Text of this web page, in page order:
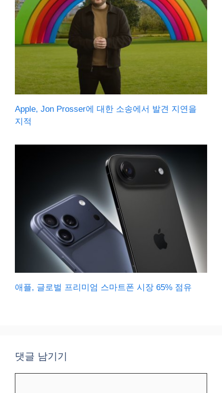
Apple, Jon Prosser에 대한 소송에서 발견 지연을
지적
애플, 글로벌 프리미엄 스마트폰 시장 65% 점유
댓글 남기기